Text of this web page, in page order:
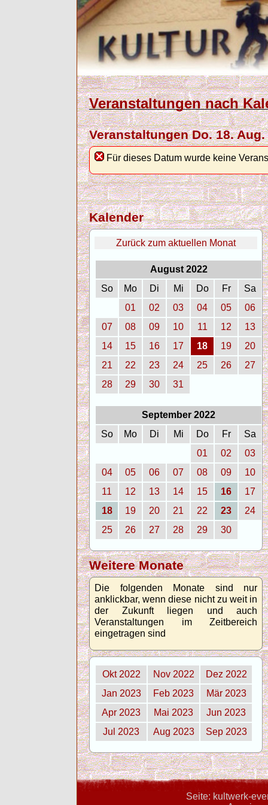
Veranstaltungen nach
Veranstaltungen Do. 18. Aug.
Für dieses Datum wurde keine
Kalender
Zurück zum aktuellen Monat
August 2022
So
Mo Di Mi Do Fr
Sa
01
02 03 04 05
06
07
08 09 10 11 12
13
14
15 16 17 18 19
20
21
22 23 24 25 26
27
28
29 30 31
September 2022
So
Mo Di Mi Do Fr
Sa
01
02
03
04
05 06 07 08 09
10
11
12 13 14 15 16
17
18
19 20 21 22 23
24
25
26 27 28 29 30
Weitere Monate
Die folgenden Monate sind nur
anklickbar, wenn diese nicht zu weit in
der Zukunft liegen und auch
Veranstaltungen im Zeitbereich
eingetragen sind
Okt 2022 Nov 2022
Dez 2022
Jan 2023
Feb 2023
Mär 2023
Apr 2023
Mai 2023
Jun 2023
Jul 2023
Aug 2023 Sep 2023
Seite: kultwerk-